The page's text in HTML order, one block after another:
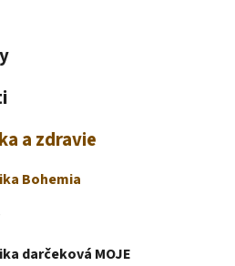
a zdravie
Bohemia
darčeková MOJE